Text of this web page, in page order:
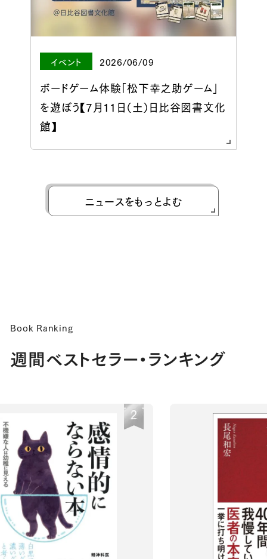
イベント 2026/06/09
ボードゲーム体験「松下幸之助ゲーム」
を遊ぼう【7月11日（土）日比谷図書文化
館】
ニュースをもっとよむ
Book Ranking
週間ベストセラー・ランキング